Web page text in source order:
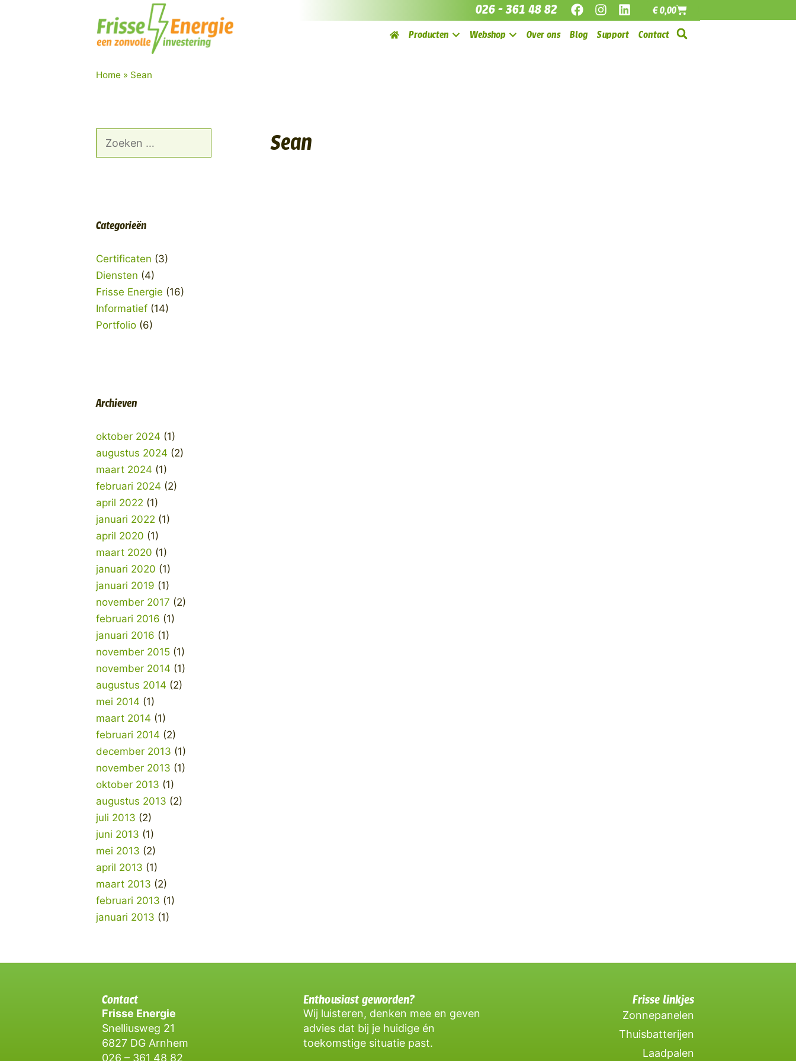
026 - 361 48 82 € 0,00
Producten Webshop Over ons Blog Support Contact
Home » Sean
Sean
Categorieën
Certificaten (3)
Diensten (4)
Frisse Energie (16)
Informatief (14)
Portfolio (6)
Archieven
oktober 2024 (1)
augustus 2024 (2)
maart 2024 (1)
februari 2024 (2)
april 2022 (1)
januari 2022 (1)
april 2020 (1)
maart 2020 (1)
januari 2020 (1)
januari 2019 (1)
november 2017 (2)
februari 2016 (1)
januari 2016 (1)
november 2015 (1)
november 2014 (1)
augustus 2014 (2)
mei 2014 (1)
maart 2014 (1)
februari 2014 (2)
december 2013 (1)
november 2013 (1)
oktober 2013 (1)
augustus 2013 (2)
juli 2013 (2)
juni 2013 (1)
mei 2013 (2)
april 2013 (1)
maart 2013 (2)
februari 2013 (1)
januari 2013 (1)
Contact
Frisse Energie
Snelliusweg 21
6827 DG Arnhem
026 – 361 48 82
Enthousiast geworden?
Wij luisteren, denken mee en geven
advies dat bij je huidige én
toekomstige situatie past.
Frisse linkjes
Zonnepanelen
Thuisbatterijen
Laadpalen